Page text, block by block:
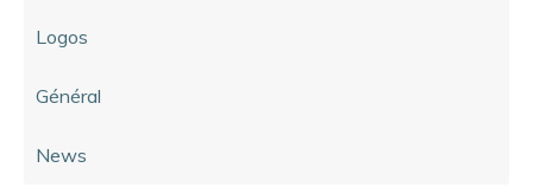
Logos
Général
News